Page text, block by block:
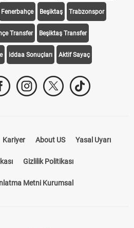
Fenerbahçe Beşiktaş Trabzonspor
Transfer Beşiktaş Transfer
iddaa Sonuçları Aktif Sayaç
Kariyer About US Yasal Uyarı
Gizlilik Politikası
Metni Kurumsal